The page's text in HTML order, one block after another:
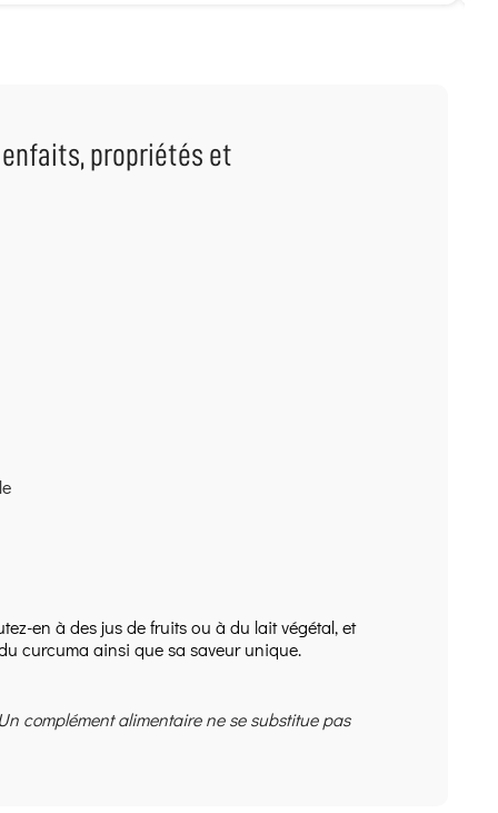
propriétés et
en à des jus de fruits ou à du lait végétal, et
curcuma ainsi que sa saveur unique.
complément alimentaire ne se substitue pas